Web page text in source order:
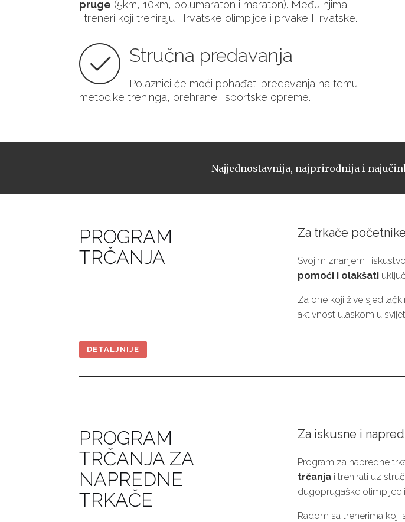
pruge (5km, 10km, polumaraton i maraton). Među njima
i treneri koji treniraju Hrvatske olimpijce i prvake Hrvatske.
Stručna predavanja
Polaznici će moći pohađati predavanja na temu
metodike treninga, prehrane i sportske opreme.
Najjednostavnija, najprirodnija i
PROGRAM
TRČANJA
Za trkače početnike
Svojim znanjem i
pomoći i olakšati
Za one koji žive
aktivnost ulaskom u
DETALJNIJE
PROGRAM
TRČANJA ZA
NAPREDNE
TRKAČE
Za iskusne i
Program za napredne
trčanjai trenirati uz
dugoprugaške olimpijce
Radom sa trenerima koji